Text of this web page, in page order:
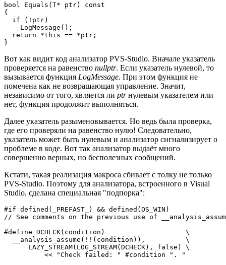
bool Equals(T* ptr) const
{
  if (!ptr)
    LogMessage();
  return *this == *ptr;
}
Вот как видит код анализатор PVS-Studio. Вначале указатель
проверяется на равенство nullptr. Если указатель нулевой, то
вызывается функция LogMessage. При этом функция не
помечена как не возвращающая управление. Значит,
независимо от того, является ли ptrнулевым указателем или
нет, функция продолжит выполняться.
Далее указатель разыменовывается. Но ведь была проверка,
где его проверяли на равенство нулю! Следовательно,
указатель может быть нулевым и анализатор сигнализирует о
проблеме в коде. Вот так анализатор выдаёт много
совершенно верных, но бесполезных сообщений.
Кстати, такая реализация макроса сбивает с толку не только
PVS-Studio. Поэтому для анализатора, встроенного в Visual
Studio, сделана специальная "подпорка":
#if defined(_PREFAST_) && defined(OS_WIN)
// See comments on the previous use of
#define DCHECK(condition)                    \
  __analysis_assume(!!(condition)),          \
      LAZY_STREAM(LOG_STREAM(DCHECK), false) \
          << "Check failed: " #condition ". "